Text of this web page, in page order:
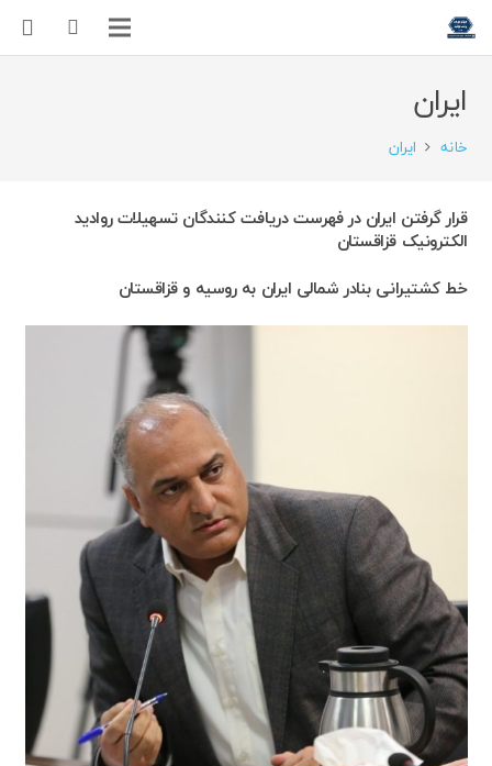
ایران
خانه ایران
قرار گرفتن ایران در فهرست دریافت کنندگان تسهیلات روادید
الکترونیک قزاقستان
خط کشتیرانی بنادر شمالی ایران به روسیه و قزاقستان